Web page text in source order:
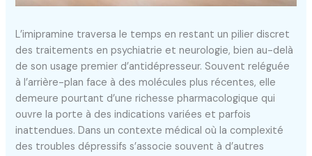
L’imipramine traversa le temps en restant un pilier discret
des traitements en psychiatrie et neurologie, bien au-delà
de son usage premier d’antidépresseur. Souvent reléguée
à l’arrière-plan face à des molécules plus récentes, elle
demeure pourtant d’une richesse pharmacologique qui
ouvre la porte à des indications variées et parfois
inattendues. Dans un contexte médical où la complexité
des troubles dépressifs s’associe souvent à d’autres